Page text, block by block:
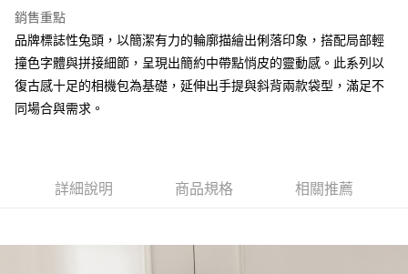
相關說明
1.本服務由台灣大哥大提供，台灣大哥大用戶可立即使用無須另外申請。
2.付款方式選擇「大哥付你分期」，訂單成立後會自動跳轉到大哥付的交易
流程，驗證手機門號後，選擇欲分期的期數、繳款截止日，確認付款後即完
成交易。
3.實際核准額度、可分期數及費用金額請依後續交易確認頁面所載為準。
1.分期款項不併入電信帳單，「大哥付你分期」於每月結算日後寄送繳費提
AFTEE先享後付
相關說明
【關於「AFTEE先享後付」】
AFTEE先享後付是「在收到商品之後才付款」的支付方式。 讓您購物簡單
便利好安心！
【「AFTEE先享後付」結帳流程】
２．訂單成立數日內，您將收到繳費通知簡訊。
每筆NT$60，滿NT$1,500(含以上)免運費
每筆NT$60，滿NT$1,500(含以上)免運費
銷售重點
品牌標誌性兔頭，以簡潔有力的輪廓描繪出俐落印象，搭配局部輕
撞色字體與拼接細節，呈現出簡約中帶點悄皮的靈動感。此系列以
復古感十足的相機包為基礎，延伸出手提與斜背兩款袋型，滿足不
同場合與需求。
詳細說明 商品規格 相關推薦